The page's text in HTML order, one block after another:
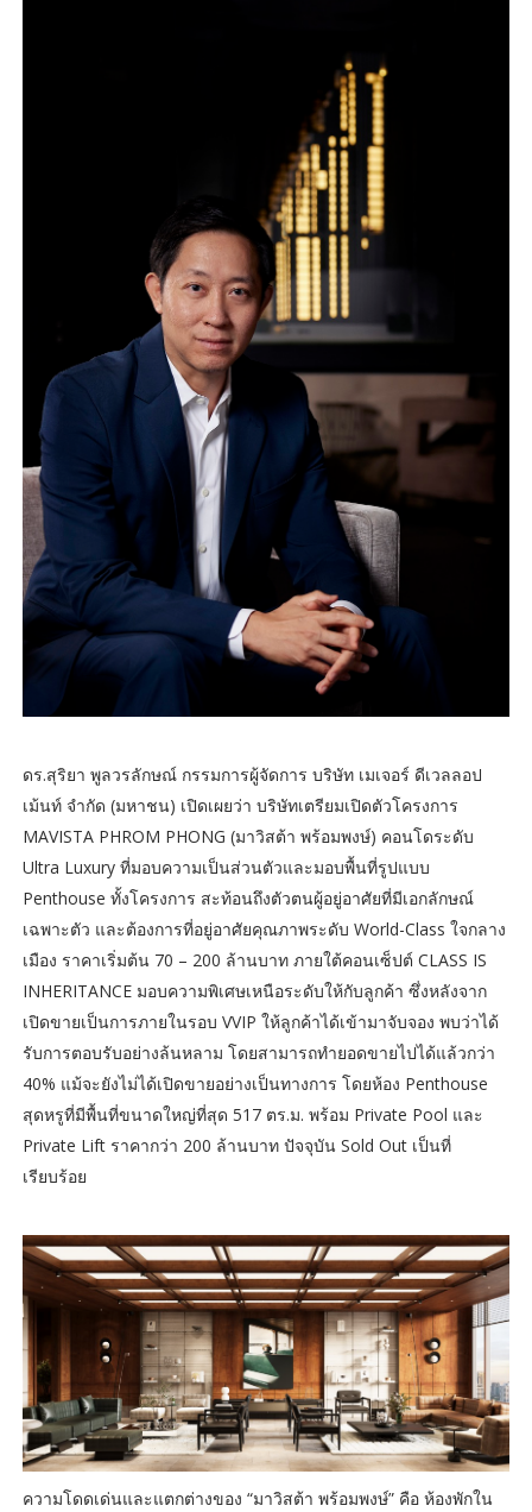
ดร.สุริยา พูลวรลักษณ์ กรรมการผู้จัดการ บริษัท เมเจอร์ ดีเวลลอป
เม้นท์ จำกัด (มหาชน) เปิดเผยว่า บริษัทเตรียมเปิดตัวโครงการ
MAVISTA PHROM PHONG (มาวิสต้า พร้อมพงษ์) คอนโดระดับ
Ultra Luxury ที่มอบความเป็นส่วนตัวและมอบพื้นที่รูปแบบ
Penthouse ทั้งโครงการ สะท้อนถึงตัวตนผู้อยู่อาศัยที่มีเอกลักษณ์
เฉพาะตัว และต้องการที่อยู่อาศัยคุณภาพระดับ World-Class ใจกลาง
เมือง ราคาเริ่มต้น 70 – 200 ล้านบาท ภายใต้คอนเซ็ปต์ CLASS IS
INHERITANCE มอบความพิเศษเหนือระดับให้กับลูกค้า ซึ่งหลังจาก
เปิดขายเป็นการภายในรอบ VVIP ให้ลูกค้าได้เข้ามาจับจอง พบว่าได้
รับการตอบรับอย่างล้นหลาม โดยสามารถทำยอดขายไปได้แล้วกว่า
40% แม้จะยังไม่ได้เปิดขายอย่างเป็นทางการ โดยห้อง Penthouse
สุดหรูที่มีพื้นที่ขนาดใหญ่ที่สุด 517 ตร.ม. พร้อม Private Pool และ
Private Lift ราคากว่า 200 ล้านบาท ปัจจุบัน Sold Out เป็นที่
เรียบร้อย
ความโดดเด่นและแตกต่างของ “มาวิสต้า พร้อมพงษ์” คือ ห้องพักใน